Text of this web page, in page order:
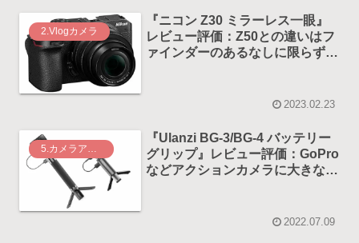
2.Vlogカメラ
『ニコン Z30 ミラーレス一眼』
レビュー評価：Z50との違いはフ
ァインダーのあるなしに限らず動
2023.02.23
5.カメラアクセサリー
『Ulanzi BG-3/BG-4 バッテリー
グリップ』レビュー評価：GoPro
などアクションカメラに大きなメ
2022.07.09